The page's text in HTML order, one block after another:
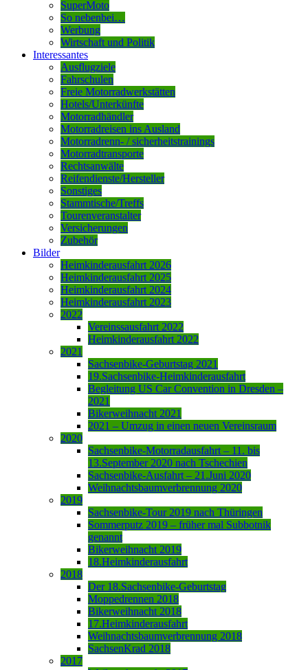
SuperMoto
So nebenbei…
Werbung
Wirtschaft und Politik
Interessantes
Ausflugziele
Fahrschulen
Freie Motorradwerkstätten
Hotels/Unterkünfte
Motorradhändler
Motorradreisen ins Ausland
Motorradrenn- / sicherheitstrainings
Motorradtransporte
Rechtsanwälte
Reifendienste/Hersteller
Sonstiges
Stammtische/Treffs
Tourenveranstalter
Versicherungen
Zubehör
Bilder
Heimkinderausfahrt 2026
Heimkinderausfahrt 2025
Heimkinderausfahrt 2024
Heimkinderausfahrt 2023
2022
Vereinssausfahrt 2022
Heimkinderausfahrt 2022
2021
Sachsenbike-Geburtstag 2021
19.Sachsenbike-Heimkinderausfahrt
Begleitung US Car Convention in Dresden –
2021
Bikerweihnacht 2021
2021 – Umzug in einen neuen Vereinsraum
2020
Sachsenbike-Motorradausfahrt – 11. bis
13.September 2020 nach Tschechien
Sachsenbike-Ausfahrt – 21.Juni 2020
Weihnachtsbaumverbrennung 2020
2019
Sachsenbike-Tour 2019 nach Thüringen
Sommerputz 2019 – früher mal Subbotnik
genannt
Bikerweihnacht 2019
18.Heimkinderausfahrt
2018
Der 18.Sachsenbike-Geburtstag
Moppedrennen 2018
Bikerweihnacht 2018
17.Heimkinderausfahrt
Weihnachtsbaumverbrennung 2018
SachsenKrad 2018
2017